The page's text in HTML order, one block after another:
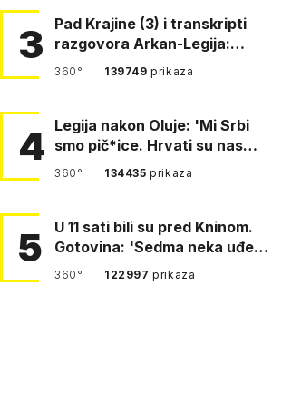
3
Pad Krajine (3) i transkripti
razgovora Arkan-Legija:
'Čujem, prelazite ustašam…
360° 139749prikaza
4 Legija nakon Oluje: 'Mi Srbi
smo pič*ice. Hrvati su nas
pomeli!'
360° 134435prikaza
5
U 11 sati bili su pred Kninom.
Gotovina: 'Sedma neka uđe,
4. gardijska neka g…
360° 122997prikaza